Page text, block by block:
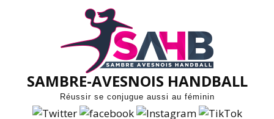
SAMBRE-AVESNOIS HANDBALL
Réussir se conjugue aussi au féminin